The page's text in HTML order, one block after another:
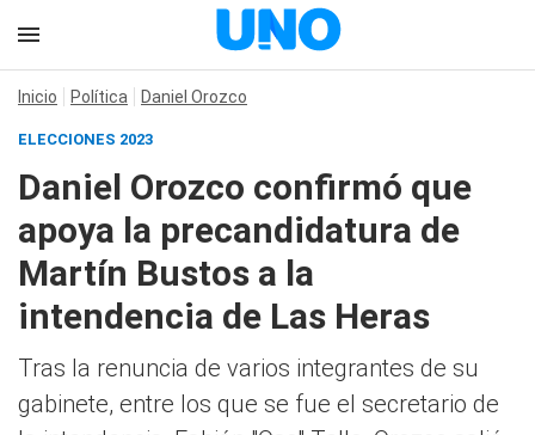
Inicio Política Daniel Orozco
ELECCIONES 2023
Daniel Orozco confirmó que
apoya la precandidatura de
Martín Bustos a la
intendencia de Las Heras
Tras la renuncia de varios integrantes de su
gabinete, entre los que se fue el secretario de